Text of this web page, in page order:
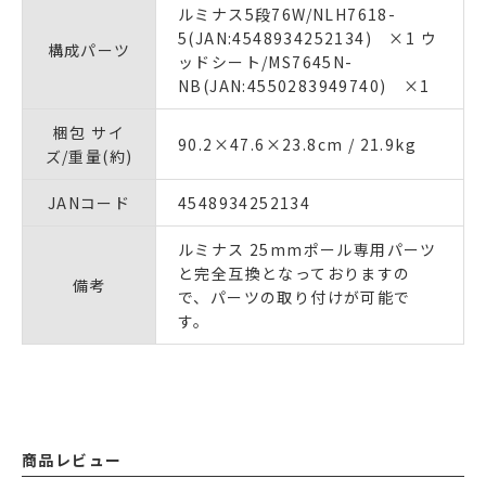
構成パーツ
ルミナス5段76W/NLH7618-
5(JAN:4548934252134) ×1 ウ
ッドシート/MS7645N-
NB(JAN:4550283949740) ×1
梱包 サイ
ズ/重量(約)
90.2×47.6×23.8cm / 21.9kg
JANコード 4548934252134
備考
ルミナス 25mmポール専用パーツ
と完全互換となっておりますの
で、パーツの取り付けが可能で
す。
商品レビュー